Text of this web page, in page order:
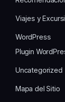
Viajes y
WordPress
Plugin
Uncategorized
Mapa del Sitio